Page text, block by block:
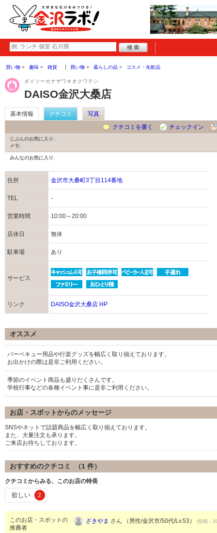
買い物 趣味 雑貨 買い物 暮らしの品 コスメ・化粧品
ダイソーカナザワオオクワテン
DAISO金沢大桑店
基本情報 クチコミ
写真
クチコミを書く
チェックイン
じぶんのお気に入り:
メモ:
みんなのお気に入り:
住所 金沢市大桑町3丁目114番地
TEL -
営業時間 10:00～20:00
店休日 無休
駐車場 あり
サービス
リンク DAISO金沢大桑店 HP
オススメ
バーベキュー用品や行楽グッズを幅広く取り揃えております。
お出かけの際は是非ご利用ください。
季節のイベント商品も盛りだくさんです。
学校行事などの各種イベント事に是非ご利用ください。
お店・スポットからのメッセージ
SNSやネットで話題商品を幅広く取り揃えております。
また、大量注文も承ります。
ご来店お待ちしております。
おすすめのクチコミ （1 件）
クチコミからみる、このお店の特長
欲しい 2
このお店・スポットの
推薦者
ざきやま さん （男性/金沢市/50代/Lv.53） (投稿：